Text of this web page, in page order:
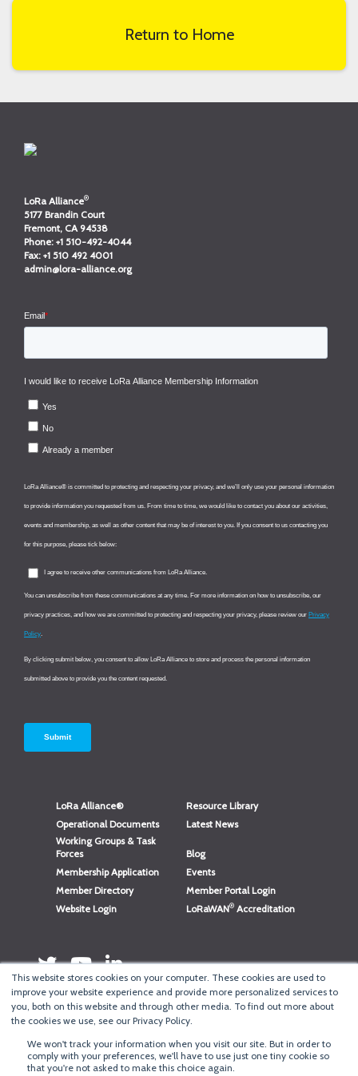
This website stores cookies on your computer. These cookies are used to
improve your website experience and provide more personalized services to
you, both on this website and through other media. To find out more about
the cookies we use, see our Privacy Policy.
We won't track your information when you visit our site. But in order to
comply with your preferences, we'll have to use just one tiny cookie so
that you're not asked to make this choice again.
Return to Home
LoRa Alliance®
5177 Brandin Court
Fremont, CA 94538
Phone: +1 510-492-4044
Fax: +1 510 492 4001
admin@lora-alliance.org
LoRa Alliance®
Resource Library
Operational Documents
Latest News
Working Groups & Task
Forces
Blog
Membership Application
Events
Member Directory
Member Portal Login
Website Login
LoRaWAN® Accreditation
CopyrightLoRa Alliance®